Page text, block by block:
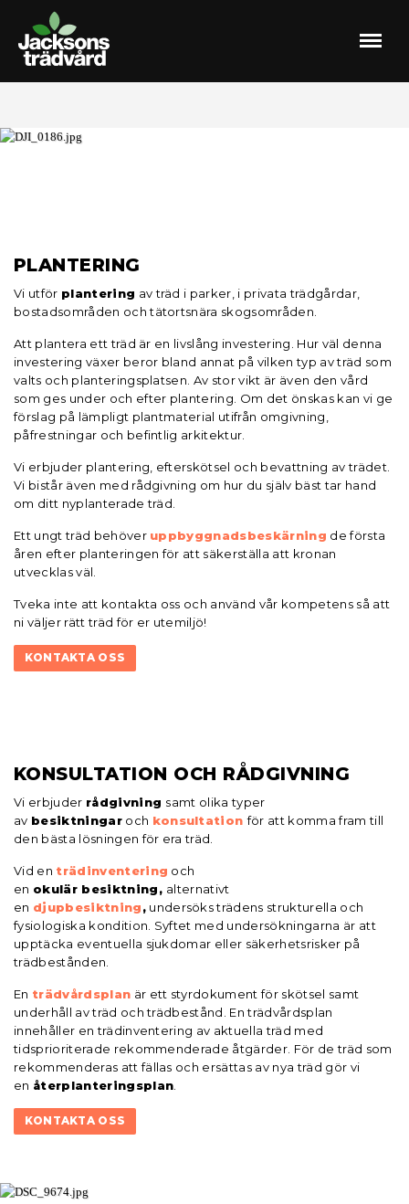
Meny
PLANTERING
Vi utför plantering av träd i parker, i privata trädgårdar,
bostadsområden och tätortsnära skogsområden.
Att plantera ett träd är en livslång investering. Hur väl denna
investering växer beror bland annat på vilken typ av träd som
valts och planteringsplatsen. Av stor vikt är även den vård
som ges under och efter plantering. Om det önskas kan vi ge
förslag på lämpligt plantmaterial utifrån omgivning,
påfrestningar och befintlig arkitektur.
Vi erbjuder plantering, efterskötsel och bevattning av trädet.
Vi bistår även med rådgivning om hur du själv bäst tar hand
om ditt nyplanterade träd.
Ett ungt träd behöver uppbyggnadsbeskärning de första
åren efter planteringen för att säkerställa att kronan
utvecklas väl.
Tveka inte att kontakta oss och använd vår kompetens så att
ni väljer rätt träd för er utemiljö!
KONTAKTA OSS
KONSULTATION OCH RÅDGIVNING
Vi erbjuder rådgivning samt olika typer
av besiktningaroch konsultationför att komma fram till
den bästa lösningen för era träd.
Vid en trädinventering och
en okulär besiktning, alternativt
en djupbesiktning,undersöks trädens strukturella och
fysiologiska kondition. Syftet med undersökningarna är att
upptäcka eventuella sjukdomar eller säkerhetsrisker på
trädbestånden.
En trädvårdsplan är ett styrdokument för skötsel samt
underhåll av träd och trädbestånd. En trädvårdsplan
innehåller en trädinventering av aktuella träd med
tidsprioriterade rekommenderade åtgärder. För de träd som
rekommenderas att fällas och ersättas av nya träd gör vi
en återplanteringsplan
KONTAKTA OSS